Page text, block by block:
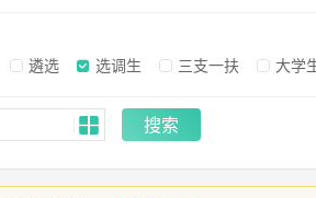
遴选 选调生 三支一扶 大学
搜索